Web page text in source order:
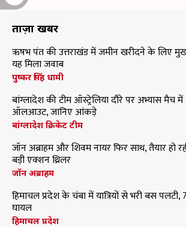
ताज़ा खबरें
ऋषभ पंत की उत्तराखंड में जमीन खरीदने के लिए
यह मिला जवाब
पुष्कर सिंह धामी
बांग्लादेश की टीम ऑस्ट्रेलिया दौरे पर अभ्यास मैच
ऑलआउट, जानिए आंकड़े
बांग्लादेश क्रिकेट टीम
जॉन अब्राहम और शिवम नायर फिर साथ, तैयार हो
बड़ी एक्शन थ्रिलर
जॉन अब्राहम
हिमाचल प्रदेश के चंबा में यात्रियों से भरी बस
घायल
हिमाचल प्रदेश